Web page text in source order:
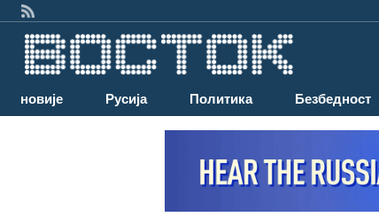
Најновије Русија Политика Безбедност